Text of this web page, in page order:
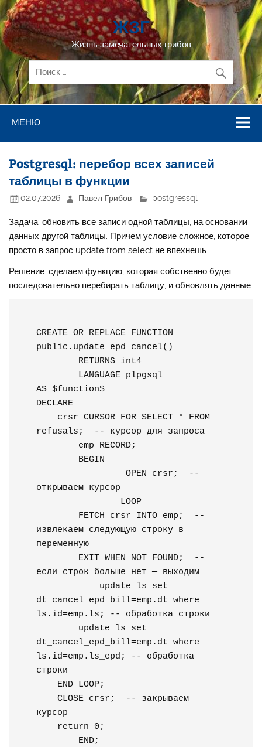
Перейти
к
содержимому
ЖЗГ
Жизнь замечательных грибов
МЕНЮ
Postgresql: перебор всех записей
таблицы в функции
02.07.2026 Павел Грибов postgressql
Задача: обновить все записи одной таблицы, на основании
данных другой таблицы. Причем условие сложное, которое
просто в запрос update from select не впехнешь
Решение: сделаем функцию, которая собственно будет
последовательно перебирать таблицу, и обновлять данные
CREATE OR REPLACE FUNCTION
public.update_epd_cancel()
AS $function$
DECLARE
refusals;  -- курсор для запроса
открываем курсор
извлекаем следующую строку в
переменную
если строк больше нет — выходим
dt_cancel_epd_bill=emp.dt where
ls.id=emp.ls; -- обработка строки
dt_cancel_epd_bill=emp.dt where
ls.id=emp.ls_epd; -- обработка
строки
    CLOSE crsr;  -- закрываем
курсор